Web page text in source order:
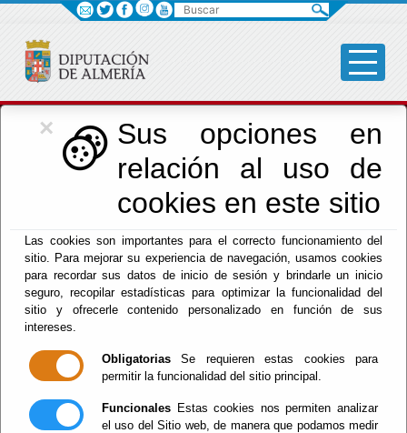
×
Sus opciones en
relación al uso de
cookies en este sitio
Las cookies son importantes para el correcto funcionamiento del
sitio. Para mejorar su experiencia de navegación, usamos cookies
para recordar sus datos de inicio de sesión y brindarle un inicio
seguro, recopilar estadísticas para optimizar la funcionalidad del
sitio y ofrecerle contenido personalizado en función de sus
intereses.
Obligatorias Se requieren estas cookies para
permitir la funcionalidad del sitio principal.
Funcionales Estas cookies nos permiten analizar
el uso del Sitio web, de manera que podamos medir
Cultura, Cine e
Identidad Almeriense
Menú Cultura
Inicio -Cultura y Cine - ENLACES
ENLACES
Buscar